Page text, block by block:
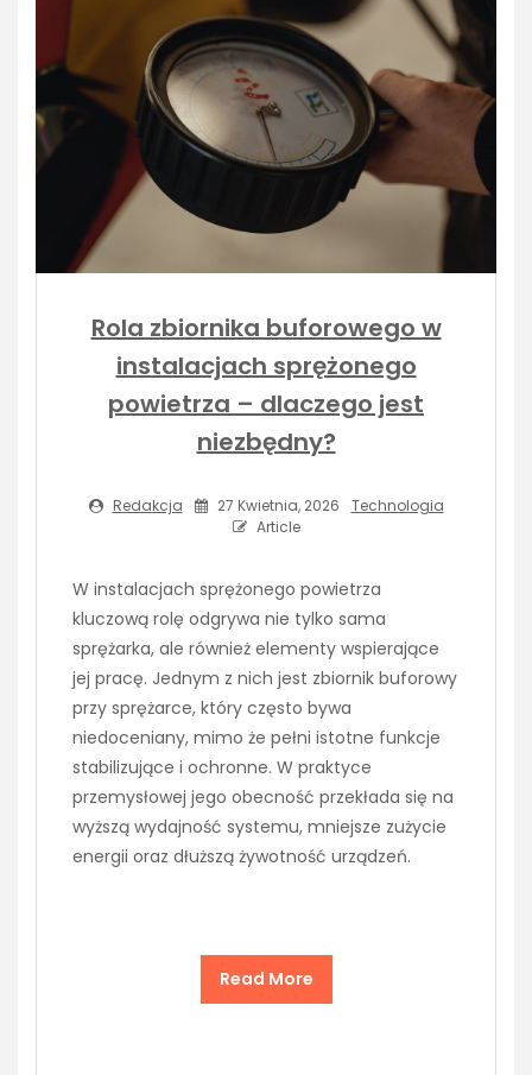
Rola zbiornika buforowego w
instalacjach sprężonego
powietrza – dlaczego jest
niezbędny?
Redakcja 27 Kwietnia, 2026
Technologia
Article
W instalacjach sprężonego powietrza
kluczową rolę odgrywa nie tylko sama
sprężarka, ale również elementy wspierające
jej pracę. Jednym z nich jest zbiornik buforowy
przy sprężarce, który często bywa
niedoceniany, mimo że pełni istotne funkcje
stabilizujące i ochronne. W praktyce
przemysłowej jego obecność przekłada się na
wyższą wydajność systemu, mniejsze zużycie
energii oraz dłuższą żywotność urządzeń.
Read More